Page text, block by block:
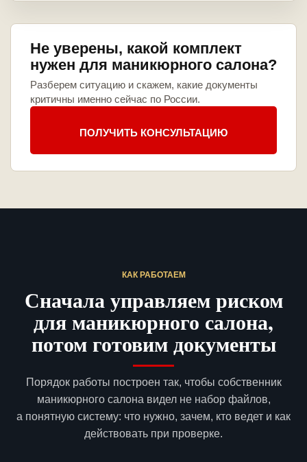
Не уверены, какой комплект
нужен для маникюрного салона?
Разберем ситуацию и скажем, какие документы
критичны именно сейчас по России.
ПОЛУЧИТЬ КОНСУЛЬТАЦИЮ
КАК РАБОТАЕМ
Сначала управляем риском
для маникюрного салона,
потом готовим документы
Порядок работы построен так, чтобы собственник
маникюрного салона видел не набор файлов,
а понятную систему: что нужно, зачем, кто ведет и как
действовать при проверке.